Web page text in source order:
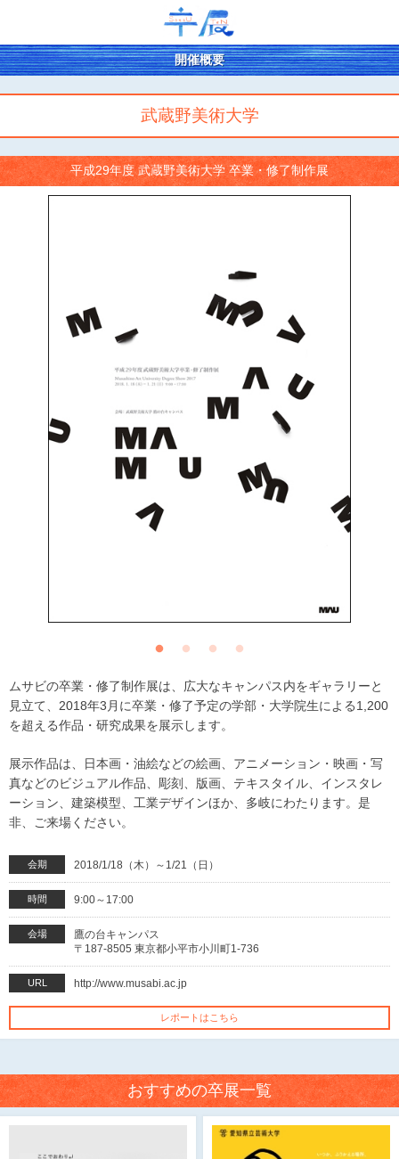
開催概要
武蔵野美術大学
平成29年度 武蔵野美術大学 卒業・修了制作展
ムサビの卒業・修了制作展は、広大なキャンパス内をギャラリーと
見立て、2018年3月に卒業・修了予定の学部・大学院生による1,200
を超える作品・研究成果を展示します。
展示作品は、日本画・油絵などの絵画、アニメーション・映画・写
真などのビジュアル作品、彫刻、版画、テキスタイル、インスタレ
ーション、建築模型、工業デザインほか、多岐にわたります。是
非、ご来場ください。
会期 2018/1/18（木）～1/21（日）
時間 9:00～17:00
会場
鷹の台キャンパス
〒187-8505 東京都小平市小川町1-736
URL http://www.musabi.ac.jp
レポートはこちら
おすすめの卒展一覧